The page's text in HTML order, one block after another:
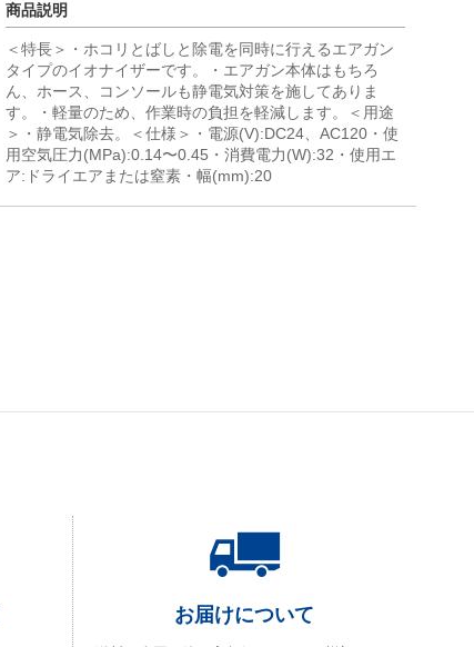
商品説明
＜特長＞・ホコリとばしと除電を同時に行えるエアガン
タイプのイオナイザーです。・エアガン本体はもちろ
ん、ホース、コンソールも静電気対策を施してありま
す。・軽量のため、作業時の負担を軽減します。＜用途
＞・静電気除去。＜仕様＞・電源(V):DC24、AC120・使
用空気圧力(MPa):0.14〜0.45・消費電力(W):32・使用エ
ア:ドライエアまたは窒素・幅(mm):20
お届けについて